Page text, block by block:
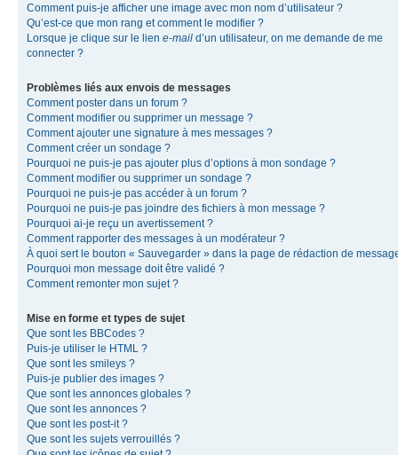
Comment puis-je afficher une image avec mon nom d’utilisateur ?
Qu’est-ce que mon rang et comment le modifier ?
Lorsque je clique sur le lien e-mail d’un utilisateur, on me demande de me
connecter ?
Problèmes liés aux envois de messages
Comment poster dans un forum ?
Comment modifier ou supprimer un message ?
Comment ajouter une signature à mes messages ?
Comment créer un sondage ?
Pourquoi ne puis-je pas ajouter plus d’options à mon sondage ?
Comment modifier ou supprimer un sondage ?
Pourquoi ne puis-je pas accéder à un forum ?
Pourquoi ne puis-je pas joindre des fichiers à mon message ?
Pourquoi ai-je reçu un avertissement ?
Comment rapporter des messages à un modérateur ?
À quoi sert le bouton « Sauvegarder » dans la page de rédaction de
Pourquoi mon message doit être validé ?
Comment remonter mon sujet ?
Mise en forme et types de sujet
Que sont les BBCodes ?
Puis-je utiliser le HTML ?
Que sont les smileys ?
Puis-je publier des images ?
Que sont les annonces globales ?
Que sont les annonces ?
Que sont les post-it ?
Que sont les sujets verrouillés ?